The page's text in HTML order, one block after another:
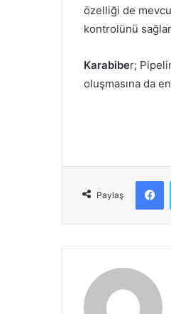
özelliği de
kontrolünü
Karabiber;
oluşmasına da
Paylaş